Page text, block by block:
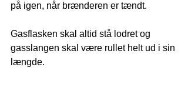
på igen, når brænderen er tændt.
Gasflasken skal altid stå lodret og
gasslangen skal være rullet helt ud i sin
længde.